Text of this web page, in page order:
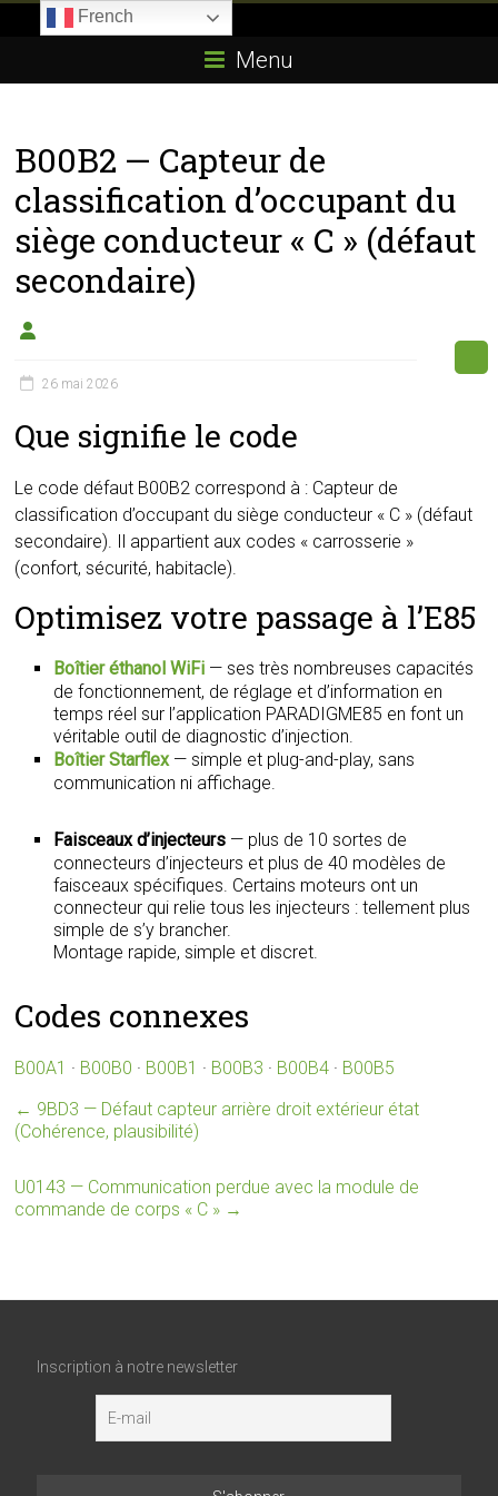
E85.com
passion
boîtier
éthanol
Menu
B00B2 — Capteur de
classification d’occupant du
siège conducteur « C » (défaut
secondaire)
26 mai 2026
Que signifie le code
Le code défaut B00B2 correspond à : Capteur de
classification d’occupant du siège conducteur « C » (défaut
secondaire). Il appartient aux codes « carrosserie »
(confort, sécurité, habitacle).
Optimisez votre passage à l’E85
Boîtier éthanol WiFi — ses très nombreuses capacités
de fonctionnement, de réglage et d’information en
temps réel sur l’application PARADIGME85 en font un
véritable outil de diagnostic d’injection.
Boîtier Starflex— simple et plug-and-play, sans
communication ni affichage.
Faisceaux d’injecteurs — plus de 10 sortes de
connecteurs d’injecteurs et plus de 40 modèles de
faisceaux spécifiques. Certains moteurs ont un
connecteur qui relie tous les injecteurs : tellement plus
simple de s’y brancher.
Montage rapide, simple et discret.
Codes connexes
B00A1 · B00B0 · B00B1 · B00B3 · B00B4 · B00B5
← 9BD3 — Défaut capteur arrière droit extérieur état
(Cohérence, plausibilité)
U0143 — Communication perdue avec la module de
commande de corps « C » →
Inscription à notre newsletter
French